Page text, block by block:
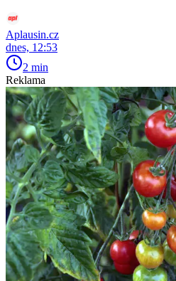
Aplausin.cz
dnes, 12:53
2 min
Reklama